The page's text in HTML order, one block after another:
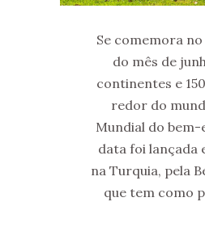
Se comemora no
do mês de
continentes e
redor do
Mundial do bem-
data foi lançada
na Turquia, pela
que tem como